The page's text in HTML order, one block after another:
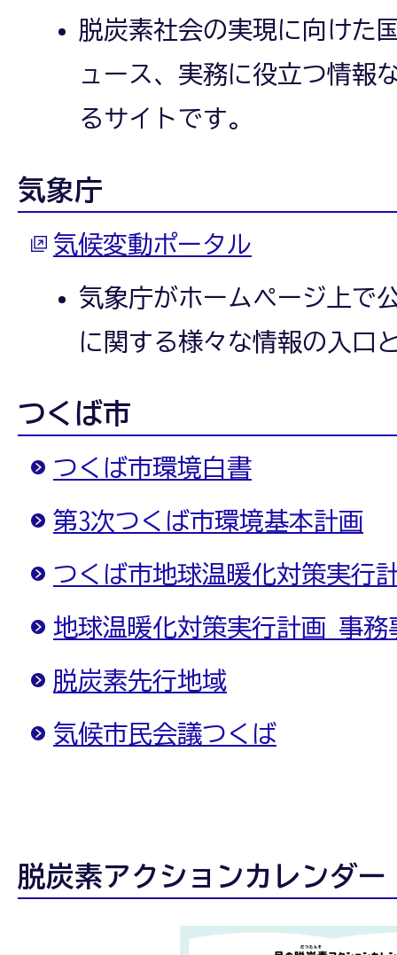
脱炭素社会の実現に向けた
ュース、実務に役立つ情報
るサイトです。
気象庁
気候変動ポータル
気象庁がホームページ上で
に関する様々な情報の入口
つくば市
つくば市環境白書
第3次つくば市環境基本計画
つくば市地球温暖化対策実行
地球温暖化対策実行計画 事務
脱炭素先行地域
気候市民会議つくば
脱炭素アクションカレンダー